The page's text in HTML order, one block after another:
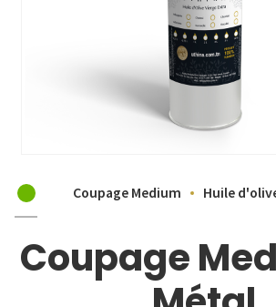
Coupage Medium Huile
Coupage